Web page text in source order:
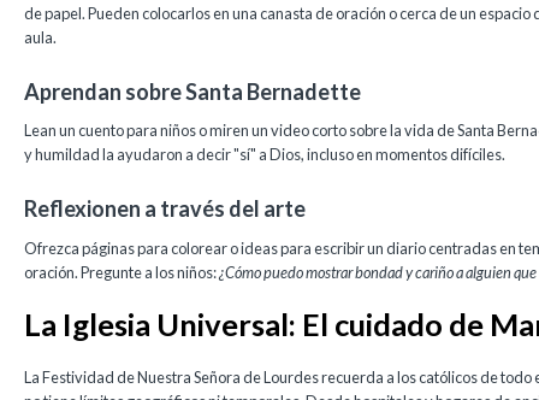
de papel. Pueden colocarlos en una canasta de oración o cerca de un espacio
aula.
Aprendan sobre Santa Bernadette
Lean un cuento para niños o miren un video corto sobre la vida de Santa
y humildad la ayudaron a decir "sí" a Dios, incluso en momentos difíciles.
Reflexionen a través del arte
Ofrezca páginas para colorear o ideas para escribir un diario centradas en
oración. Pregunte a los niños:¿Cómo puedo mostrar bondad y cariño a alguien
La Iglesia Universal: El cuidado de
La Festividad de Nuestra Señora de Lourdes recuerda a los católicos de